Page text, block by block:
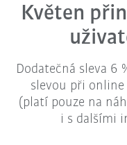
Květen
Dodatečná sleva 6
slevou při online
(platí pouze na
i s dalšími